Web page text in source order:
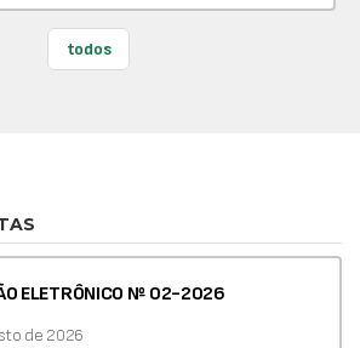
todos
ELETRÔNICO Nº 02-2026
de 2026